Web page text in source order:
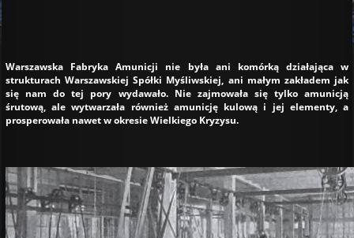
Warszawska Fabryka Amunicji nie była ani komórką działająca w
strukturach Warszawskiej Spółki Myśliwskiej, ani małym zakładem jak
się nam do tej pory wydawało. Nie zajmowała się tylko amunicją
śrutową, ale wytwarzała również amunicję kulową i jej elementy, a
prosperowała nawet w okresie Wielkiego Kryzysu.